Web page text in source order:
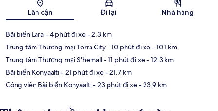
Lân cận Đi lại Nhà hàng
Bãi biển Lara- 4 phút đi xe- 2.3 km
Trung tâm Thương mại Terra City- 10 phút đi xe- 10.1 km
Trung tâm Thương mại S'hemall- 11 phút đi xe- 12.3 km
Bãi biển Konyaalti- 21 phút đi xe- 21.7 km
Công viên Bãi biển Konyaalti- 23 phút đi xe- 23.9 km